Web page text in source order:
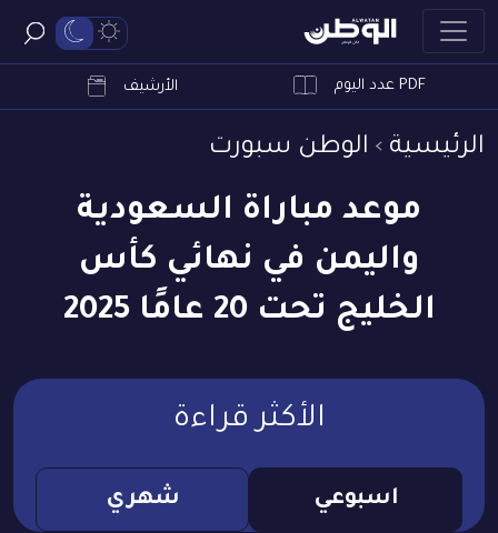
PDF عدد اليوم الأرشيف
الرئيسية الوطن سبورت
موعد مباراة السعودية
واليمن في نهائي كأس
الخليج تحت 20 عامًا 2025
الأكثر قراءة
اسبوعي شهري